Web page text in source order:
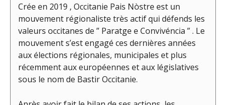
Crée en 2019 , Occitanie Pais Nòstre est un
mouvement régionaliste très actif qui défends les
valeurs occitanes de ” Paratge e Convivéncia ” . Le
mouvement s’est engagé ces dernières années
aux élections régionales, municipales et plus
récemment aux européennes et aux législatives
sous le nom de Bastir Occitanie.